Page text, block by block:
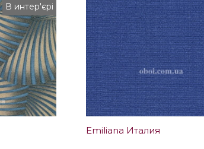
В интер'єрі
Emiliana Италия